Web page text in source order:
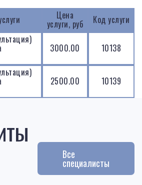
Цена
услуги, руб
Код услуги
3000.00
10138
2500.00 10139
Все
специалисты